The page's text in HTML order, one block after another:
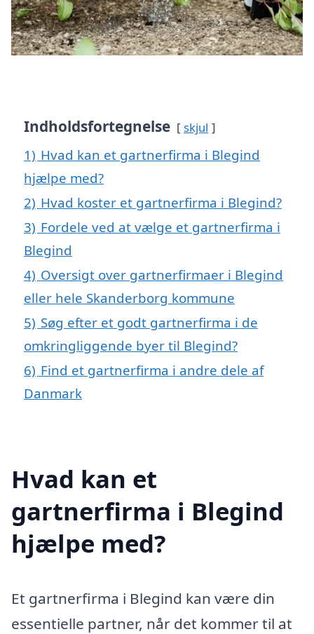
Indholdsfortegnelse skjul
1) Hvad kan et gartnerfirma i Blegind
hjælpe med?
2) Hvad koster et gartnerfirma i Blegind?
3) Fordele ved at vælge et gartnerfirma i
Blegind
4) Oversigt over gartnerfirmaer i Blegind
eller hele Skanderborg kommune
5) Søg efter et godt gartnerfirma i de
omkringliggende byer til Blegind?
6) Find et gartnerfirma i andre dele af
Danmark
Hvad kan et
gartnerfirma i Blegind
hjælpe med?
Et gartnerfirma i Blegind kan være din
essentielle partner, når det kommer til at